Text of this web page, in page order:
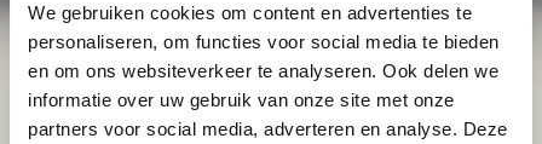
We gebruiken cookies om content en advertenties te
personaliseren, om functies voor social media te bieden
en om ons websiteverkeer te analyseren. Ook delen we
informatie over uw gebruik van onze site met onze
partners voor social media, adverteren en analyse. Deze